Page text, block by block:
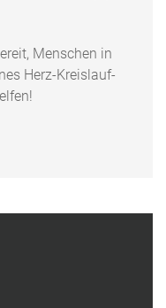
Menschen in
Herz-Kreislauf-